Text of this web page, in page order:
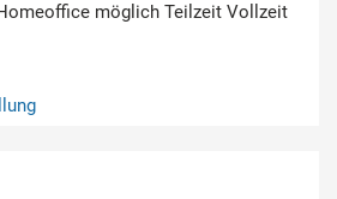
möglich Teilzeit Vollzeit